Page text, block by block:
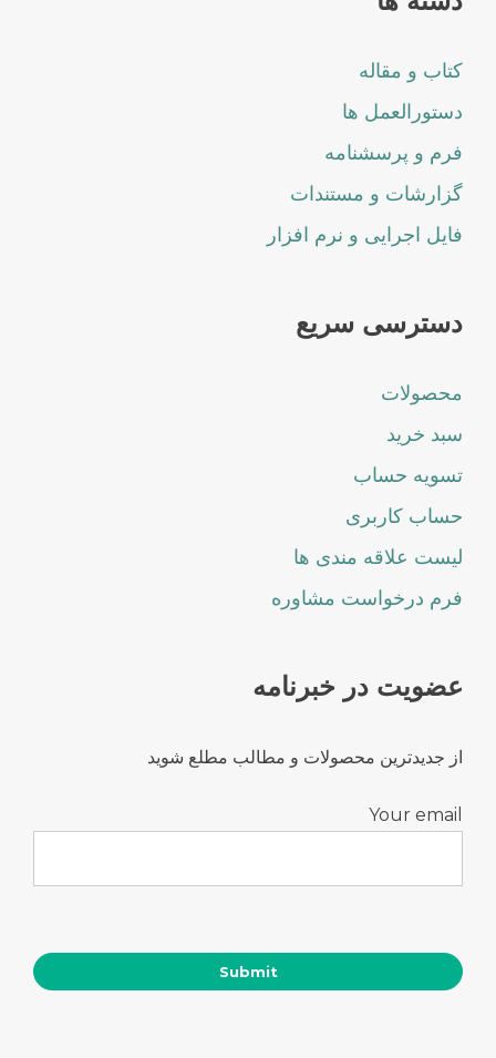
کتاب و مقاله
دستورالعمل ها
فرم و پرسشنامه
گزارشات و مستندات
فایل اجرایی و نرم افزار
دسترسی سریع
محصولات
سبد خرید
تسویه حساب
حساب کاربری
لیست علاقه مندی ها
فرم درخواست مشاوره
عضویت در خبرنامه
از جدیدترین محصولات و مطالب مطلع شوید
Your email